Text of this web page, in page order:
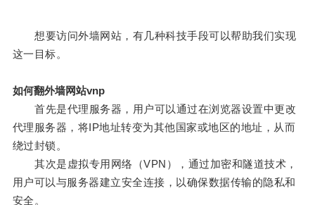
想要访问外墙网站，有几种科技手段可以帮助我们实现
这一目标。
如何翻外墙网站vnp
首先是代理服务器，用户可以通过在浏览器设置中更改
代理服务器，将IP地址转变为其他国家或地区的地址，从而
绕过封锁。
其次是虚拟专用网络（VPN），通过加密和隧道技术，
用户可以与服务器建立安全连接，以确保数据传输的隐私和
安全。